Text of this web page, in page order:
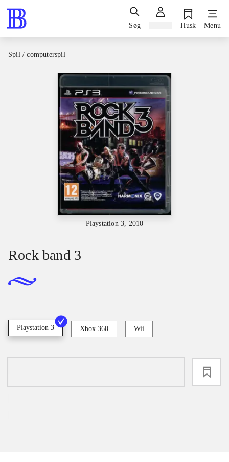
Søg Husk Menu
Spil / computerspil
Playstation 3, 2010
Rock band 3
Playstation 3 Xbox 360 Wii